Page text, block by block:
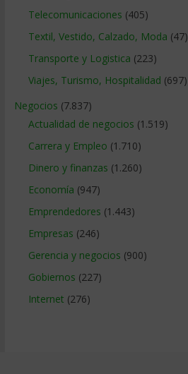
Telecomunicaciones (405)
Textil, Vestido, Calzado, Moda (47)
Transporte y Logistica (223)
Viajes, Turismo, Hospitalidad (697)
Negocios (7.837)
Actualidad de negocios (1.519)
Carrera y Empleo (1.710)
Dinero y finanzas (1.260)
Economía (947)
Emprendedores (1.443)
Empresas (246)
Gerencia y negocios (900)
Gobiernos (227)
Internet (276)